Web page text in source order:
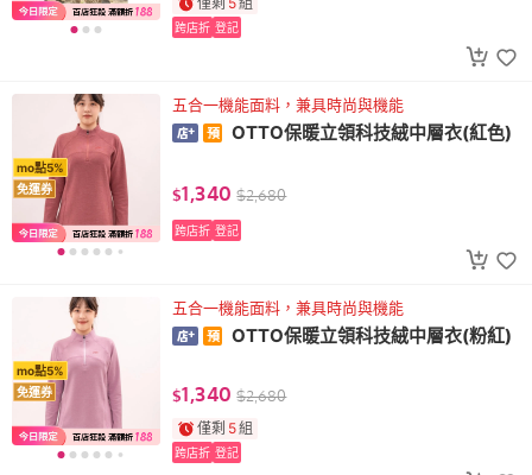
跨店折 登記
mo點5%
免運券
五合一機能面料，兼具時尚與機能
OTTO保暖立領科技絨中層衣(紅色)
$1,340 $2,680
跨店折 登記
mo點5%
免運券
五合一機能面料，兼具時尚與機能
OTTO保暖立領科技絨中層衣(粉紅)
$1,340 $2,680
僅剩 5組
跨店折 登記